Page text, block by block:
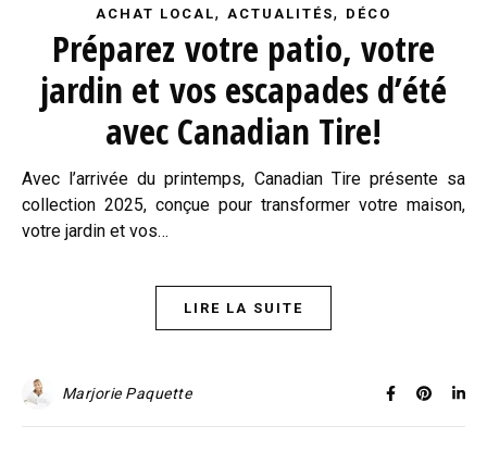
ACHAT LOCAL, ACTUALITÉS, DÉCO
Préparez votre patio, votre
jardin et vos escapades d’été
avec Canadian Tire!
Avec l’arrivée du printemps, Canadian Tire présente sa
collection 2025, conçue pour transformer votre maison,
votre jardin et vos…
LIRE LA SUITE
Marjorie Paquette